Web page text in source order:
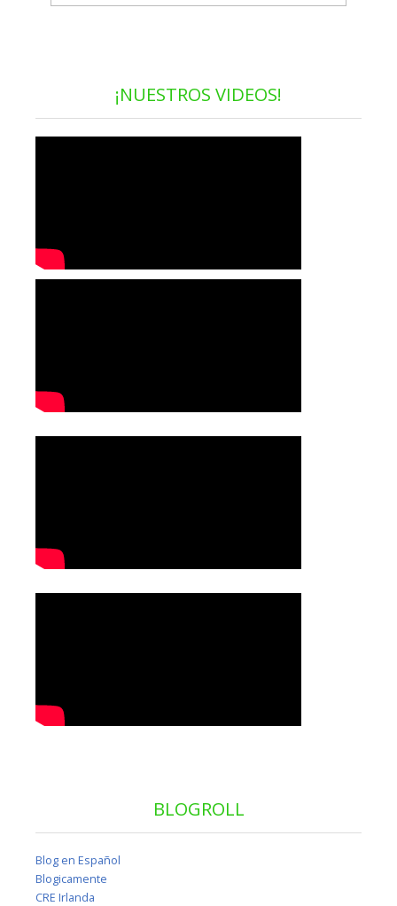
¡NUESTROS VIDEOS!
BLOGROLL
Blog en Español
Blogicamente
CRE Irlanda